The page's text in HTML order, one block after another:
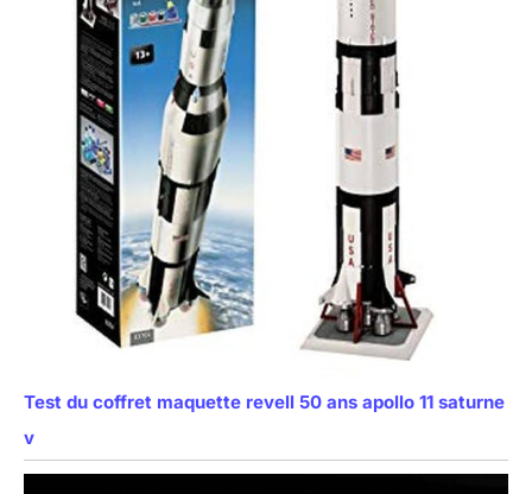
Test du coffret maquette revell 50 ans apollo 11 saturne
v